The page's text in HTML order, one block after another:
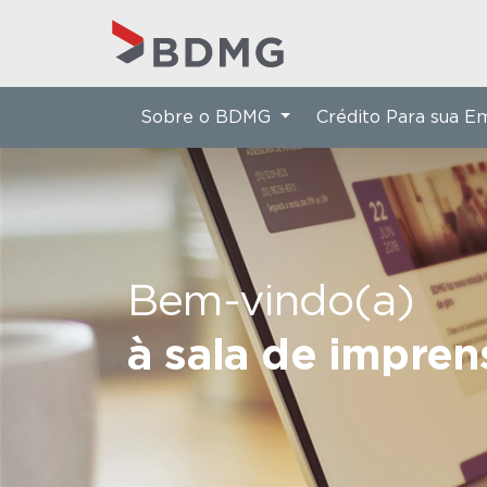
Bem-vindo(a)
à sala de
Sobre o BDMG Crédito Para sua